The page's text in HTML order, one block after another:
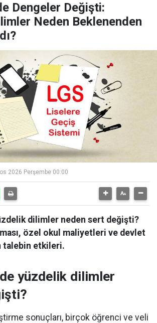
Dengeler Değişti:
Neden Beklenenden
2026 Perşembe 00:00
dilimler neden sert değişti?
özel okul maliyetleri ve devlet
talebin etkileri.
yüzdelik dilimler
sonuçları, birçok öğrenci ve veli